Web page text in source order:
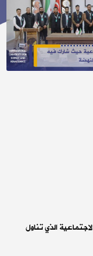
الذي تناول